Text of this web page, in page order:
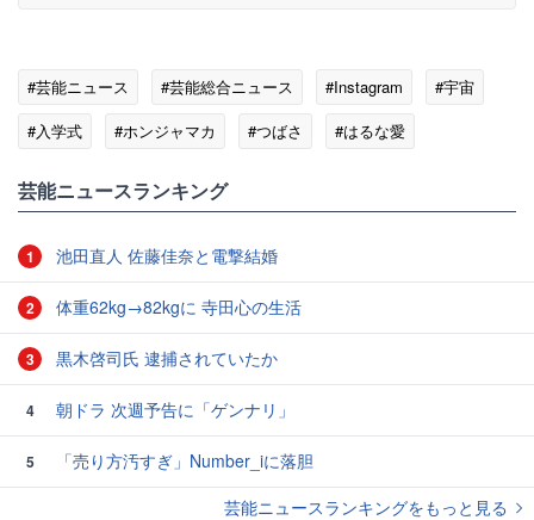
#芸能ニュース #芸能総合ニュース #Instagram
#宇宙
#入学式
#ホンジャマカ #つばさ
#はるな愛
芸能ニュースランキング
1 池田直人 佐藤佳奈と電撃結婚
2 体重62kg→82kgに 寺田心の生活
3 黒木啓司氏 逮捕されていたか
4 朝ドラ 次週予告に「ゲンナリ」
5
「売り方汚すぎ」Number_iに落胆
芸能ニュースランキングをもっと見る